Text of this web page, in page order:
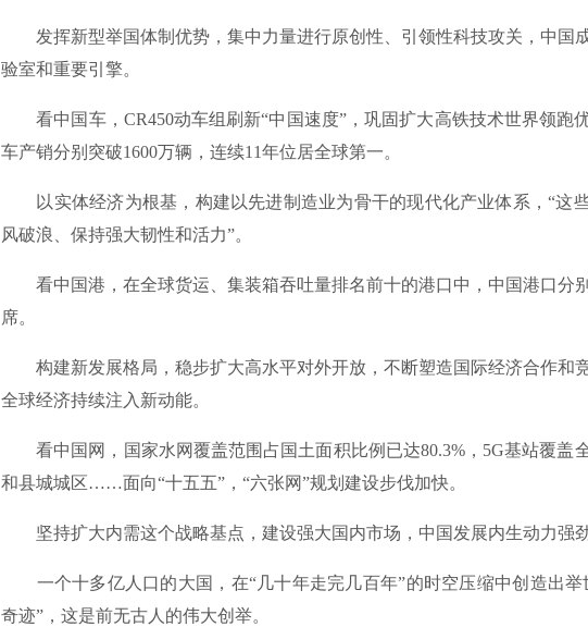
发挥新型举国体制优势，集中力量进行原创性、引领性科技攻关，中国
验室和重要引擎。
看中国车，CR450动车组刷新“中国速度”，巩固扩大高铁技术世界领跑
车产销分别突破1600万辆，连续11年位居全球第一。
以实体经济为根基，构建以先进制造业为骨干的现代化产业体系，“这
风破浪、保持强大韧性和活力”。
看中国港，在全球货运、集装箱吞吐量排名前十的港口中，中国港口分
席。
构建新发展格局，稳步扩大高水平对外开放，不断塑造国际经济合作和
全球经济持续注入新动能。
看中国网，国家水网覆盖范围占国土面积比例已达80.3%，5G基站覆盖
和县城城区……面向“十五五”，“六张网”规划建设步伐加快。
坚持扩大内需这个战略基点，建设强大国内市场，中国发展内生动力强劲
一个十多亿人口的大国，在“几十年走完几百年”的时空压缩中创造出举
奇迹”，这是前无古人的伟大创举。